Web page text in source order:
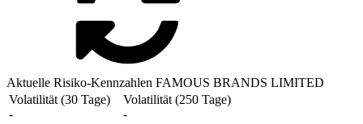
Aktuelle Risiko-Kennzahlen FAMOUS BRANDS LIMITED
Volatilität (30 Tage)
-
Volatilität (250 Tage)
-